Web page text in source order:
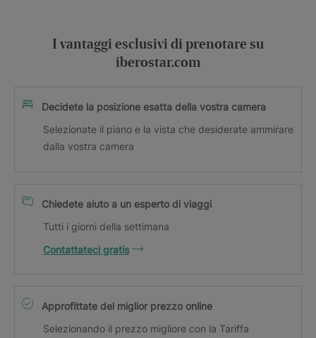
I vantaggi esclusivi di prenotare su
iberostar.com
Decidete la posizione esatta della vostra camera
Selezionate il piano e la vista che desiderate ammirare
dalla vostra camera
Chiedete aiuto a un esperto di viaggi
Tutti i giorni della settimana
Contattateci gratis
Approfittate del miglior prezzo online
Selezionando il prezzo migliore con la Tariffa